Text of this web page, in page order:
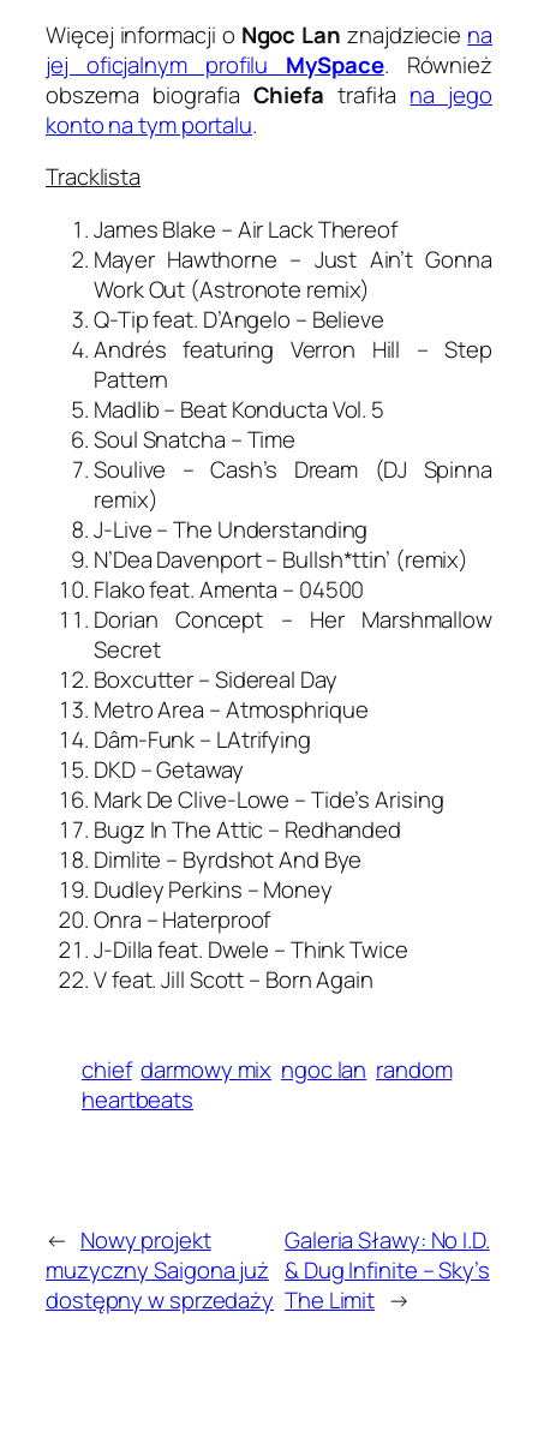
Więcej informacji o Ngoc Lan znajdziecie na
jej oficjalnym profilu MySpace. Również
obszerna biografia Chiefa trafiła na jego
konto na tym portalu.
Tracklista
James Blake – Air Lack Thereof
Mayer Hawthorne – Just Ain’t Gonna
Work Out (Astronote remix)
Q-Tip feat. D’Angelo – Believe
Andrés featuring Verron Hill – Step
Pattern
Madlib – Beat Konducta Vol. 5
Soul Snatcha – Time
Soulive – Cash’s Dream (DJ Spinna
remix)
J-Live – The Understanding
N’Dea Davenport – Bullsh*ttin’ (remix)
Flako feat. Amenta – 04500
Dorian Concept – Her Marshmallow
Secret
Boxcutter – Sidereal Day
Metro Area – Atmosphrique
Dâm-Funk – LAtrifying
DKD – Getaway
Mark De Clive-Lowe – Tide’s Arising
Bugz In The Attic – Redhanded
Dimlite – Byrdshot And Bye
Dudley Perkins – Money
Onra – Haterproof
J-Dilla feat. Dwele – Think Twice
V feat. Jill Scott – Born Again
chief darmowy mix ngoc lan random
heartbeats
← Nowy projekt
muzyczny Saigona już
dostępny w sprzedaży
Galeria Sławy: No I.D.
& Dug Infinite – Sky’s
The Limit →